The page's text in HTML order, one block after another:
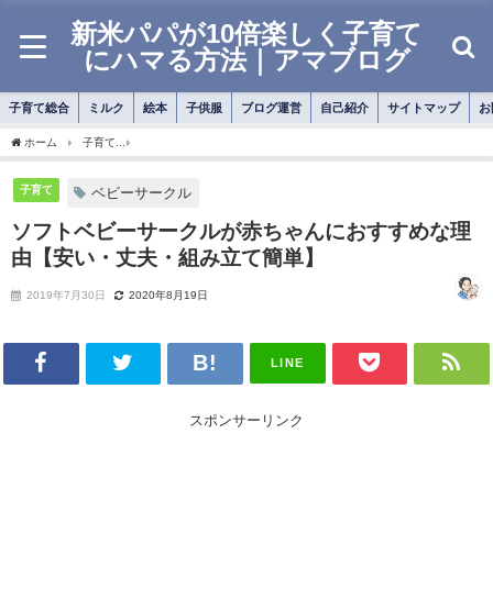
新米パパが10倍楽しく子育て
にハマる方法｜アマブログ
子育て総合 ミルク 絵本 子供服 ブログ運営 自己紹介 サイトマップ
ホーム 子育て
子育て ベビーサークル
ソフトベビーサークルが赤ちゃんにおすすめな理
由【安い・丈夫・組み立て簡単】
2019年7月30日 2020年8月19日
LINE
スポンサーリンク